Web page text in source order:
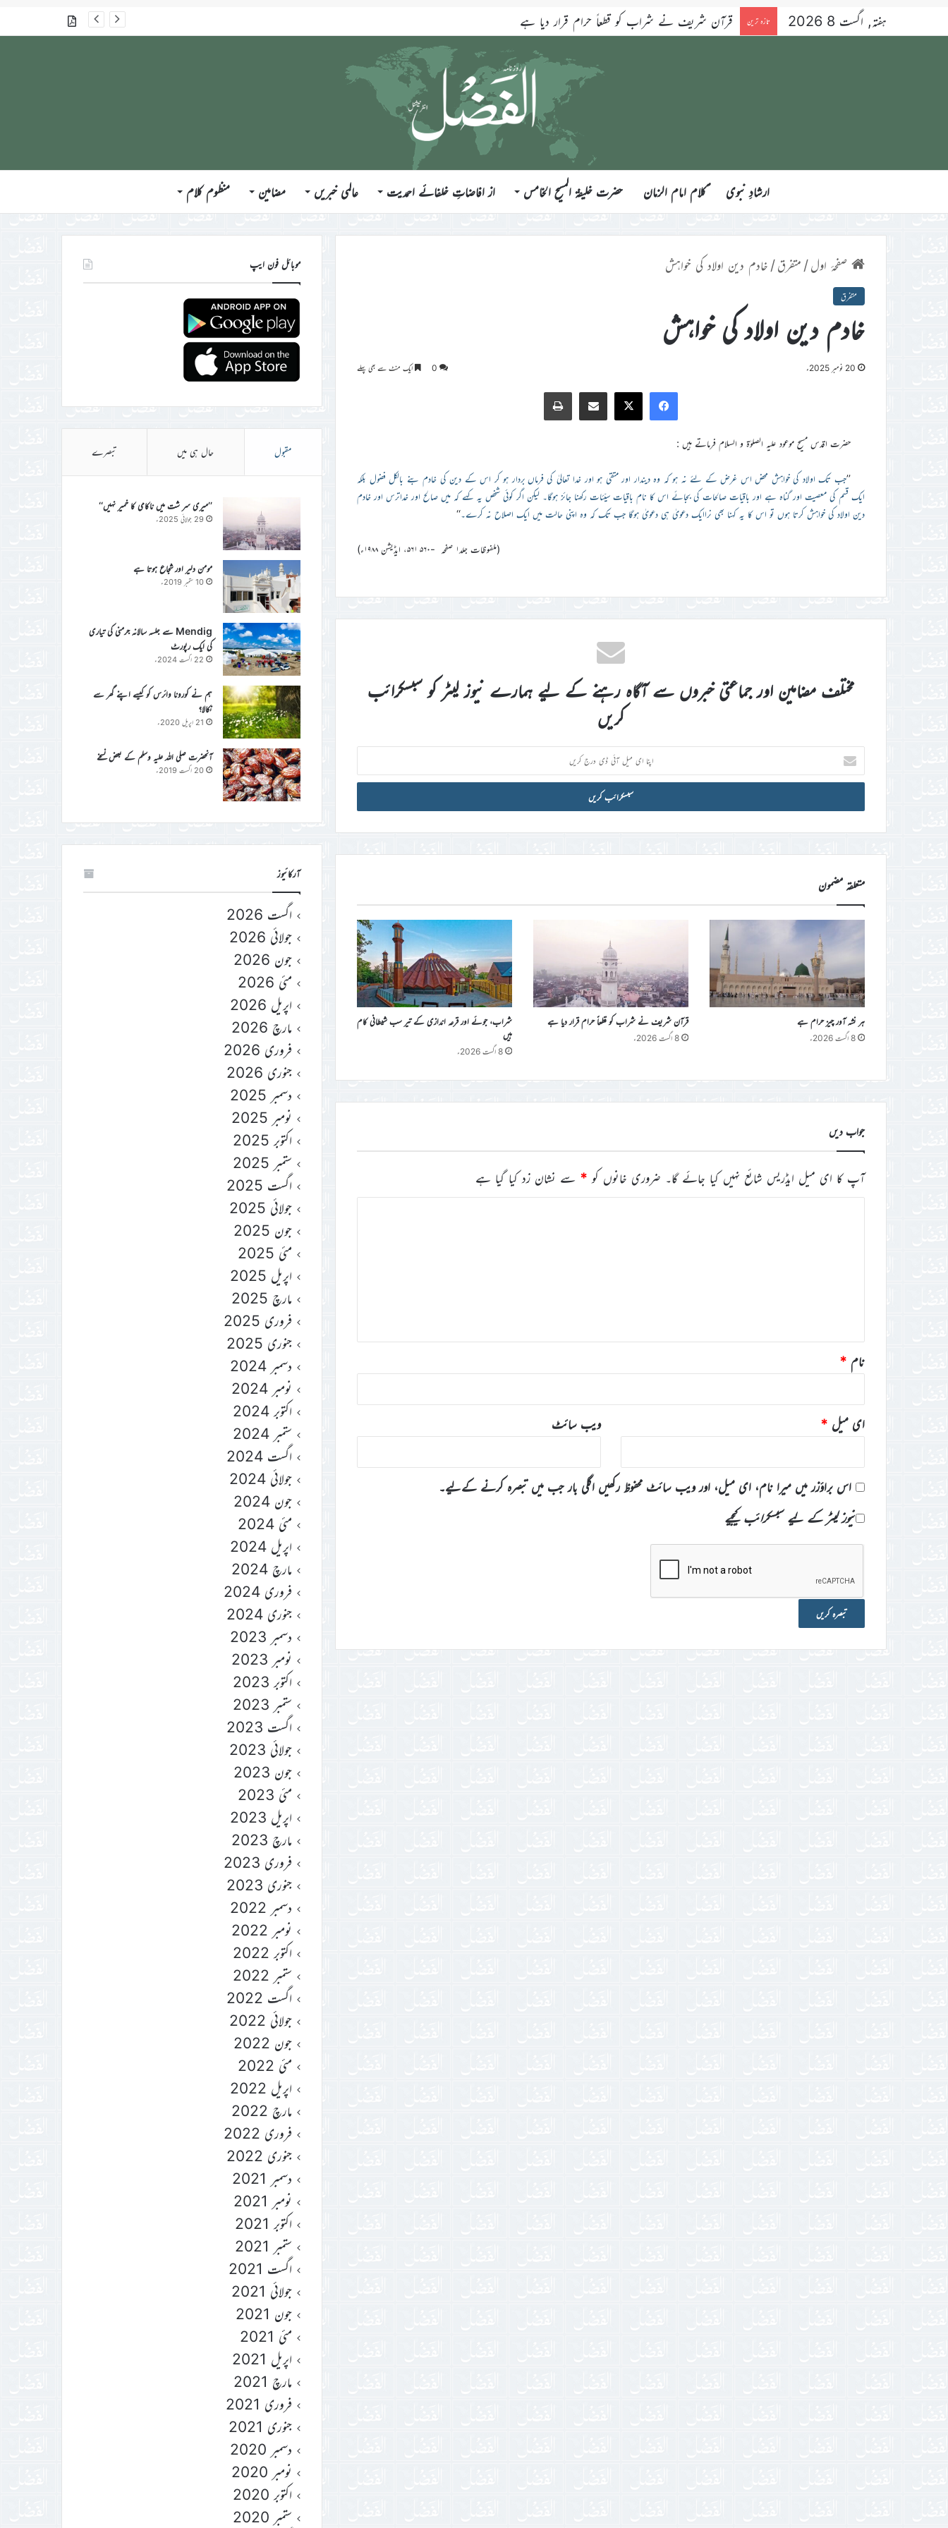
ہفتہ, اگست 8 2026 تازہ ترین قرآن شریف نے شراب کو قطعاً حرام قرار دیا ہے گذشتہ شمارے
ارشادِ نبوی ؑکلام امام الزمان حضرت خلیفۃ المسیح الخامس از افاضاتِ خلفائے احمدیت عالمی خبریں مضامین منظوم کلام
صفحۂ اول/ متفرق/ خادم دین اولاد کی خواہش
متفرق
خادم دین اولاد کی خواہش
20 نومبر 2025ء 0 ایک منٹ سے بھی پہلے
Facebook
X
Share via Email
Print
حضرت اقدس مسیح موعود علیہ الصلوٰۃ و السلام فرماتے ہیں :
’’جب تک اولاد کی خواہش محض اس غرض کے لئے نہ ہو کہ وہ دیندار اور متقی ہو اور خدا تعالیٰ کی فرماں بردار ہو کر اس کے دین کی خادم بنے بالکل فضول بلکہ
ایک قسم کی معصیت اور گناہ ہے اور باقیات صالحات کی بجائے اس کا نام باقیات سیّئات رکھنا جائز ہوگا۔ لیکن اگر کوئی شخص یہ کہے کہ میں صالح اور خداترس اور خادم
دین اولاد کی خواہش کرتا ہوں تو اس کا یہ کہنا بھی نراایک دعویٰ ہی دعویٰ ہوگا جب تک کہ وہ اپنی حالت میں ایک اصلاح نہ کرے۔‘‘
(ملفوظات جلد۱ صفحہ -۵۶۰ ۵۶۱، ایڈیشن ۱۹۸۸ء)
مختلف مضامین اور جماعتی خبروں سے آگاہ رہنے کے لیے ہمارے نیوز لیٹر کو سبسکرائب
کریں
اپنا
ای
میل
ڈی
متعلقہ مضمون
ہر نشہ آور چیز حرام ہے
8 اگست 2026ء
قرآن شریف نے شراب کو قطعاً حرام قرار دیا ہے
8 اگست 2026ء
شراب، جوئے اور قرعہ اندازی کے تیر سب شیطانی کام
ہیں
8 اگست 2026ء
جواب دیں
آپ کا ای میل ایڈریس شائع نہیں کیا جائے گا۔ ضروری خانوں کو * سے نشان زد کیا گیا ہے
نام *
ای میل * ویب‌ سائٹ
اس براؤزر میں میرا نام، ای میل، اور ویب سائٹ محفوظ رکھیں اگلی بار جب میں تبصرہ کرنے کےلیے۔
نیوز لیٹر کے لیے سبسکرائب کیجیے
موبائل فون ایپ
مقبول حال ہی میں تبصرے
’’میری سر شت میں ناکامی کا خمیر نہیں‘‘
29 جولائی 2025ء
مومن دلیر اور شجاع ہوتا ہے
10 ستمبر 2019ء
Mendig سے جلسہ سالانہ جرمنی کی تیاری
کی ایک رپورٹ
22 اگست 2024ء
ہم نے کورونا وائرس کو کیسے اپنے گھر سے
نکالا؟
21 اپریل 2020ء
آنحضرت صلی اللہ علیہ وسلم کے بعض نسخے
20 اگست 2019ء
آرکائیوز
اگست 2026
جولائی 2026
جون 2026
مئی 2026
اپریل 2026
مارچ 2026
فروری 2026
جنوری 2026
دسمبر 2025
نومبر 2025
اکتوبر 2025
ستمبر 2025
اگست 2025
جولائی 2025
جون 2025
مئی 2025
اپریل 2025
مارچ 2025
فروری 2025
جنوری 2025
دسمبر 2024
نومبر 2024
اکتوبر 2024
ستمبر 2024
اگست 2024
جولائی 2024
جون 2024
مئی 2024
اپریل 2024
مارچ 2024
فروری 2024
جنوری 2024
دسمبر 2023
نومبر 2023
اکتوبر 2023
ستمبر 2023
اگست 2023
جولائی 2023
جون 2023
مئی 2023
اپریل 2023
مارچ 2023
فروری 2023
جنوری 2023
دسمبر 2022
نومبر 2022
اکتوبر 2022
ستمبر 2022
اگست 2022
جولائی 2022
جون 2022
مئی 2022
اپریل 2022
مارچ 2022
فروری 2022
جنوری 2022
دسمبر 2021
نومبر 2021
اکتوبر 2021
ستمبر 2021
اگست 2021
جولائی 2021
جون 2021
مئی 2021
اپریل 2021
مارچ 2021
فروری 2021
جنوری 2021
دسمبر 2020
نومبر 2020
اکتوبر 2020
ستمبر 2020